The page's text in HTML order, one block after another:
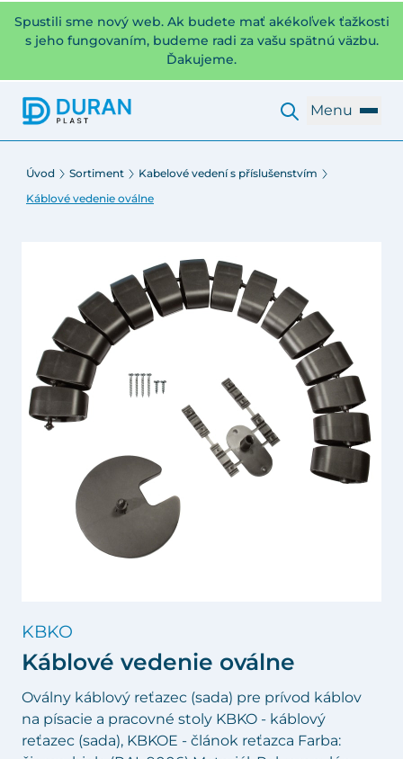
Spustili sme nový web. Ak budete mať akékoľvek ťažkosti
s jeho fungovaním, budeme radi za vašu spätnú väzbu.
Ďakujeme.
Menu
Úvod Sortiment
Kabelové vedení s příslušenstvím
Káblové vedenie oválne
KBKO
Káblové vedenie oválne
Oválny káblový reťazec (sada) pre prívod káblov
na písacie a pracovné stoly KBKO - káblový
reťazec (sada), KBKOE - článok reťazca Farba: